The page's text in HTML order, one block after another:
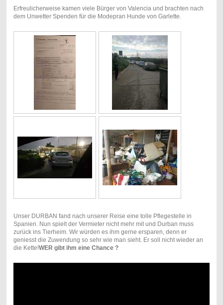
Erfreulicherweise kamen viele Bürger von Valencia und brachten nach
dem Unwetter Spenden für die Modepran Hunde von Garlette.
Unser DURBAN fand nach unserer Reise eine tolle Pflegestelle in
Spanien. Nun spielt der Vermieter nicht mehr mit und Durban muss
zurück ins Tierheim. Wir würden es ihm gerne ersparen, denn er
geniesst die Zuwendung so sehr wie man sieht. Er soll nicht wieder an
die Kette!WER gibt ihm eine Chance ?